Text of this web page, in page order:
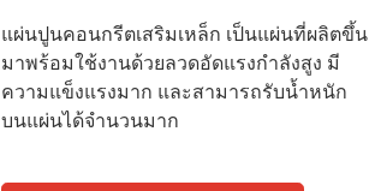
แผ่นปูนคอนกรีตเสริมเหล็ก เป็นแผ่นที่ผลิตขึ้น
มาพร้อมใช้งานด้วยลวดอัดแรงกำลังสูง มี
ความแข็งแรงมาก และสามารถรับน้ำหนัก
บนแผ่นได้จำนวนมาก